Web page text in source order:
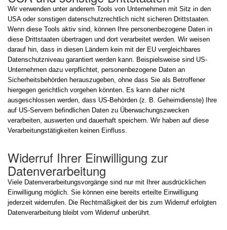
Wir verwenden unter anderem Tools von Unternehmen mit Sitz in den
USA oder sonstigen datenschutzrechtlich nicht sicheren Drittstaaten.
Wenn diese Tools aktiv sind, können Ihre personenbezogene Daten in
diese Drittstaaten übertragen und dort verarbeitet werden. Wir weisen
darauf hin, dass in diesen Ländern kein mit der EU vergleichbares
Datenschutzniveau garantiert werden kann. Beispielsweise sind US-
Unternehmen dazu verpflichtet, personenbezogene Daten an
Sicherheitsbehörden herauszugeben, ohne dass Sie als Betroffener
hiergegen gerichtlich vorgehen könnten. Es kann daher nicht
ausgeschlossen werden, dass US-Behörden (z. B. Geheimdienste) Ihre
auf US-Servern befindlichen Daten zu Überwachungszwecken
verarbeiten, auswerten und dauerhaft speichern. Wir haben auf diese
Verarbeitungstätigkeiten keinen Einfluss.
Widerruf Ihrer Einwilligung zur
Datenverarbeitung
Viele Datenverarbeitungsvorgänge sind nur mit Ihrer ausdrücklichen
Einwilligung möglich. Sie können eine bereits erteilte Einwilligung
jederzeit widerrufen. Die Rechtmäßigkeit der bis zum Widerruf erfolgten
Datenverarbeitung bleibt vom Widerruf unberührt.